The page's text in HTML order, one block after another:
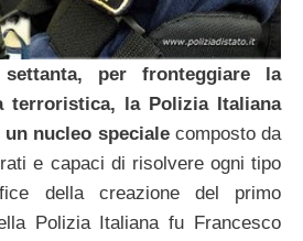
per fronteggiare la
terroristica, la Polizia Italiana
nucleo specialecomposto da
e capaci di risolvere ogni tipo
della creazione del primo
Polizia Italiana fu Francesco